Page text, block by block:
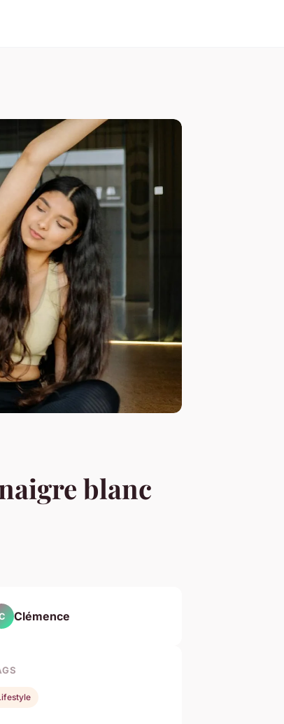
blanc
Clémence